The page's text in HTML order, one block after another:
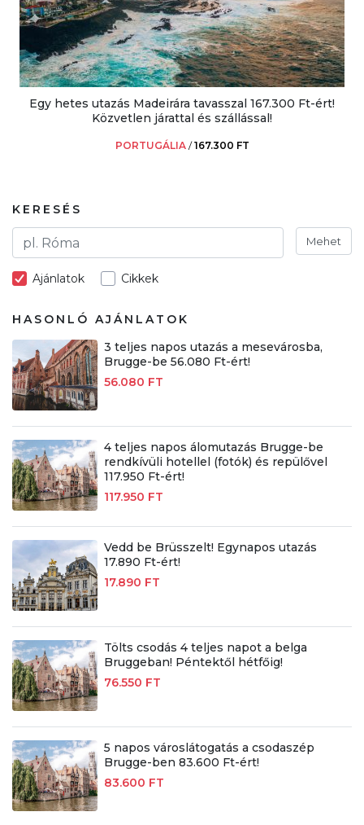
Egy hetes utazás Madeirára tavasszal 167.300 Ft-ért!
Közvetlen járattal és szállással!
PORTUGÁLIA /167.300 FT
KERESÉS
Mehet
Ajánlatok Cikkek
HASONLÓ AJÁNLATOK
3 teljes napos utazás a mesevárosba,
Brugge-be 56.080 Ft-ért!
56.080 FT
4 teljes napos álomutazás Brugge-be
rendkívüli hotellel (fotók) és repülővel
117.950 Ft-ért!
117.950 FT
Vedd be Brüsszelt! Egynapos utazás
17.890 Ft-ért!
17.890 FT
Tölts csodás 4 teljes napot a belga
Bruggeban! Péntektől hétfőig!
76.550 FT
5 napos városlátogatás a csodaszép
Brugge-ben 83.600 Ft-ért!
83.600 FT